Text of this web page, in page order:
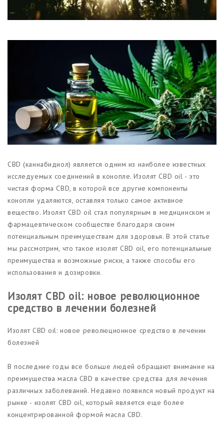
Функциональные продукты с
CBD
Красота и гигиена
CBD для животных
Какао и шоколад с CBD
Магазины
CBD (каннабидиол) является одним из наиболее известных
исследуемых соединений в конопле. Изолят CBD oil - это
чистая форма CBD, в которой все другие компоненты
конопли удаляются, оставляя только самое активное
вещество. Изолят CBD oil стал популярным в медицинском и
фармацевтическом сообществе благодаря своим
потенциальным преимуществам для здоровья. В этой статье
мы рассмотрим, что такое изолят CBD oil, его потенциальные
преимущества и возможные риски, а также способы его
использования и дозировки.
Изолят CBD oil: новое революционное
средство в лечении болезней
Изолят CBD oil: новое революционное средство в лечении
болезней
В последние годы все больше людей обращают внимание на
преимущества масла CBD в качестве средства для лечения
различных заболеваний. Недавно появился новый продукт на
рынке - изолят CBD oil, который является еще более
концентрированной формой масла CBD.